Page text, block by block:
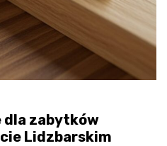
dla zabytków
Lidzbarskim